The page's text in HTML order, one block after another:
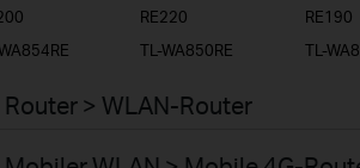
RE220 RE190
TL-WA850RE TL-
> WLAN-Router